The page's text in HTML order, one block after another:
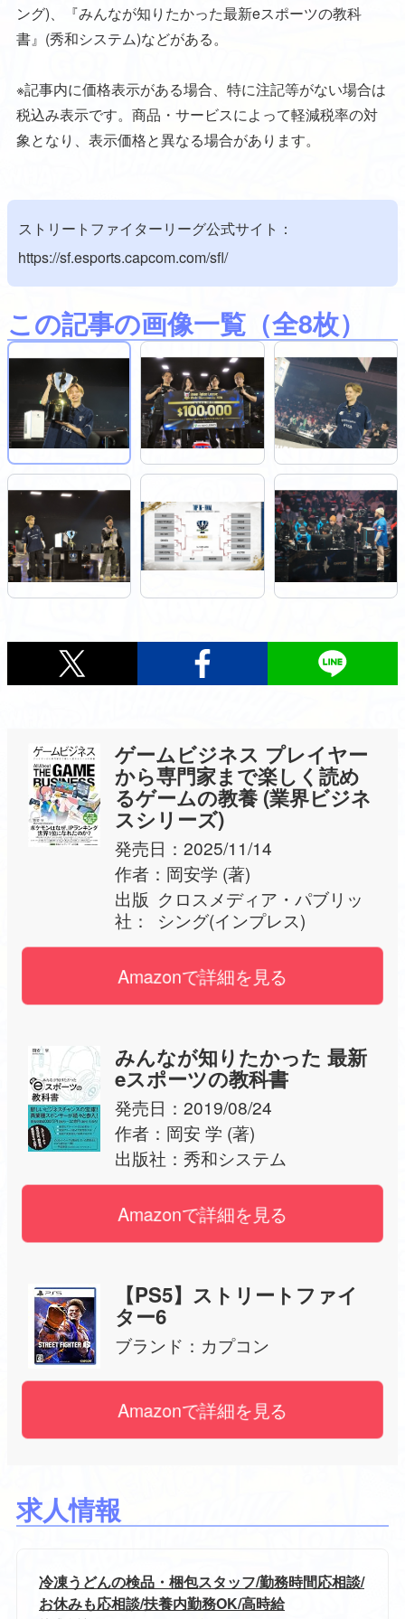
ング)、『みんなが知りたかった最新eスポーツの教科
書』(秀和システム)などがある。
※記事内に価格表示がある場合、特に注記等がない場合は
税込み表示です。商品・サービスによって軽減税率の対
象となり、表示価格と異なる場合があります。
ストリートファイターリーグ公式サイト：
https://sf.esports.capcom.com/sfl/
この記事の画像一覧 （全8枚）
ゲームビジネス プレイヤー
から専門家まで楽しく読め
るゲームの教養 (業界ビジネ
スシリーズ)
発売日： 2025/11/14
作者： 岡安学 (著)
出版
社：
クロスメディア・パブリッ
シング(インプレス)
Amazonで詳細を見る
みんなが知りたかった 最新
eスポーツの教科書
発売日： 2019/08/24
作者： 岡安 学 (著)
出版社： 秀和システム
Amazonで詳細を見る
【PS5】ストリートファイ
ター6
ブランド： カプコン
Amazonで詳細を見る
求人情報
冷凍うどんの検品・梱包スタッフ/勤務時間応相談/
お休みも応相談/扶養内勤務OK/高時給